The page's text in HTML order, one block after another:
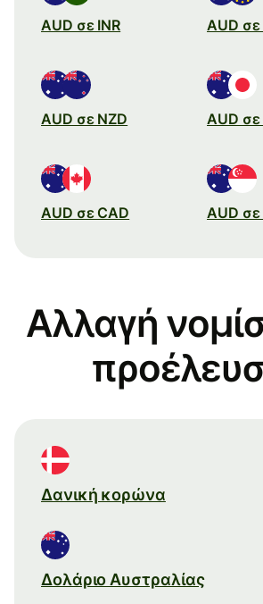
AUD σε INR AUD σε
AUD σε NZD AUD σε
AUD σε CAD AUD σε
Αλλαγή
Δανική κορώνα
Δολάριο Αυστραλίας